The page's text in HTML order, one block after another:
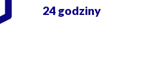
24 godziny